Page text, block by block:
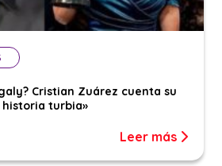
Cristian Zuárez cuenta su
historia turbia»
Leer más